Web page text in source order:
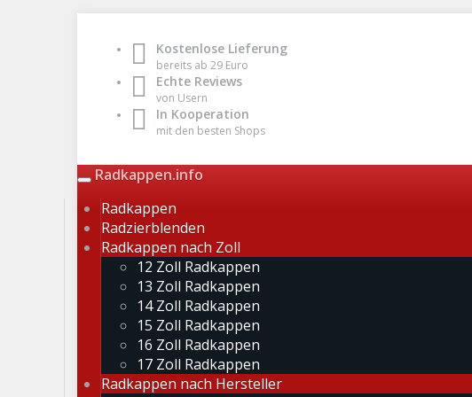
Kostenlose Lieferung
bereits ab 29 Euro
Echte Reviews
von Usern
In Kooperation
mit den besten Shops
Toggle
navigation
Radkappen.info
Radkappen
Radzierblenden
Radkappen nach Zoll
12 Zoll Radkappen
13 Zoll Radkappen
14 Zoll Radkappen
15 Zoll Radkappen
16 Zoll Radkappen
17 Zoll Radkappen
Radkappen nach Hersteller